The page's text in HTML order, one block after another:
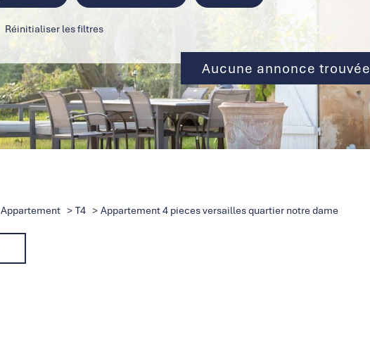
de l'immo pro
Aucune annonce trouvée
Réinitialiser les filtres
Appartement T4 Appartement 4 pieces versailles quartier notre dame